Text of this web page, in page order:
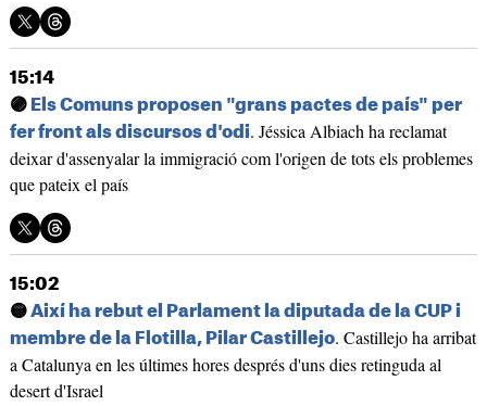
15:14
🟣Els Comuns proposen "grans pactes de país" per
fer front als discursos d'odi. Jéssica Albiach ha reclamat
deixar d'assenyalar la immigració com l'origen de tots els problemes
que pateix el país
15:02
🟡Així ha rebut el Parlament la diputada de la CUP i
membre de la Flotilla, Pilar Castillejo. Castillejo ha arribat
a Catalunya en les últimes hores després d'uns dies retinguda al
desert d'Israel